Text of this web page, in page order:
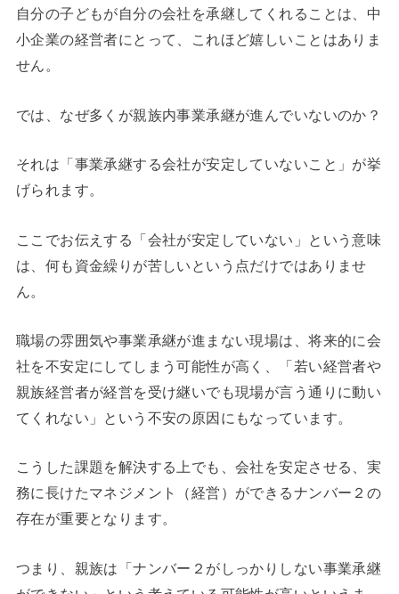
自分の子どもが自分の会社を承継してくれることは、中
小企業の経営者にとって、これほど嬉しいことはありま
せん。
では、なぜ多くが親族内事業承継が進んでいないのか？
それは「事業承継する会社が安定していないこと」が挙
げられます。
ここでお伝えする「会社が安定していない」という意味
は、何も資金繰りが苦しいという点だけではありませ
ん。
職場の雰囲気や事業承継が進まない現場は、将来的に会
社を不安定にしてしまう可能性が高く、「若い経営者や
親族経営者が経営を受け継いでも現場が言う通りに動い
てくれない」という不安の原因にもなっています。
こうした課題を解決する上でも、会社を安定させる、実
務に長けたマネジメント（経営）ができるナンバー２の
存在が重要となります。
つまり、親族は「ナンバー２がしっかりしない事業承継